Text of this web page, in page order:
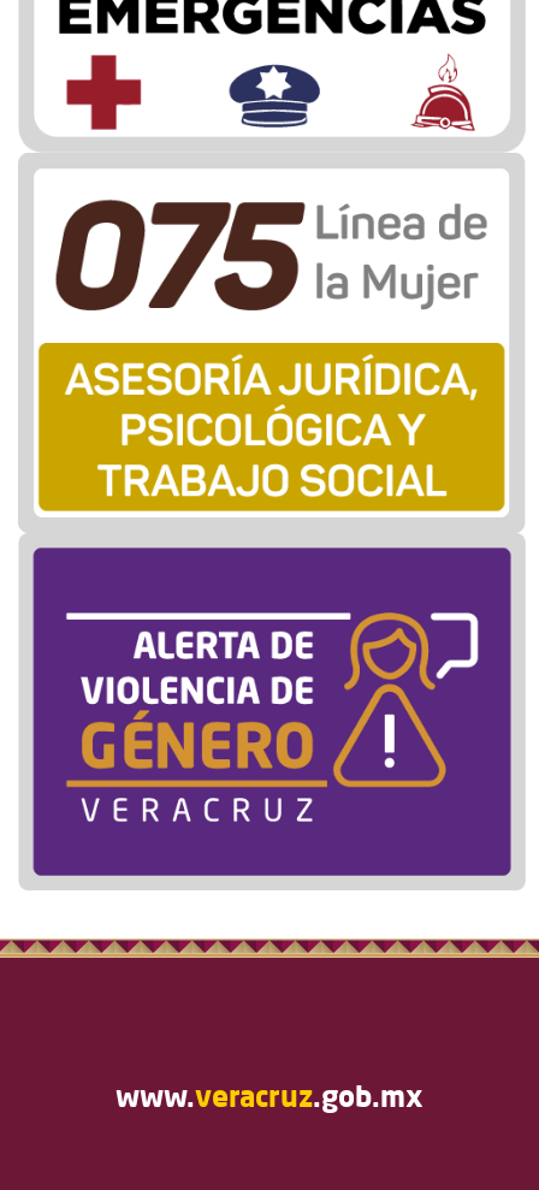
www.veracruz.gob.mx